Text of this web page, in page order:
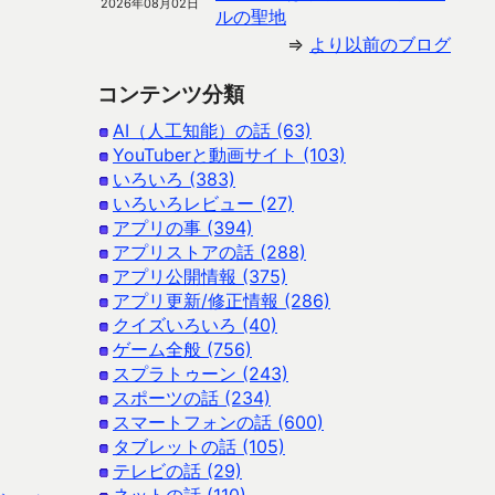
2026年08月02日
ルの聖地
⇒ より以前のブログ
コンテンツ分類
AI（人工知能）の話 (63)
YouTuberと動画サイト (103)
いろいろ (383)
いろいろレビュー (27)
アプリの事 (394)
アプリストアの話 (288)
アプリ公開情報 (375)
アプリ更新/修正情報 (286)
クイズいろいろ (40)
ゲーム全般 (756)
スプラトゥーン (243)
スポーツの話 (234)
スマートフォンの話 (600)
タブレットの話 (105)
テレビの話 (29)